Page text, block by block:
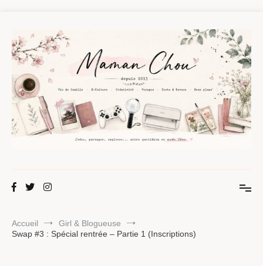
contenu
Maman Chou
Accueil
Girl & Blogueuse
Swap #3 : Spécial rentrée – Partie 1 (Inscriptions)